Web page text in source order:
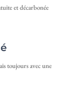
et décarbonée
toujours avec une